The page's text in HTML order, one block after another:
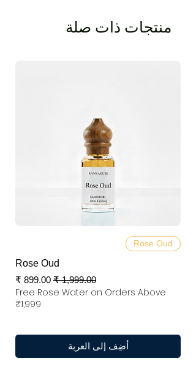
منتجات ذات صلة
Rose Oud
Rose Oud
سعر عادي سعر البيع
Free Rose Water on Orders Above
₹1,999
أضِف إلى العربة